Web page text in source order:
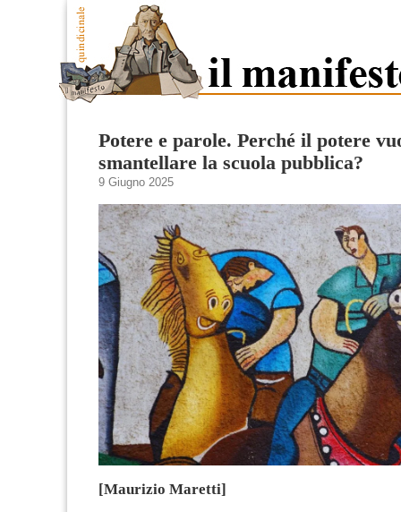
Potere e parole. Perché il potere
smantellare la scuola pubblica?
9 Giugno 2025
[Maurizio Maretti]